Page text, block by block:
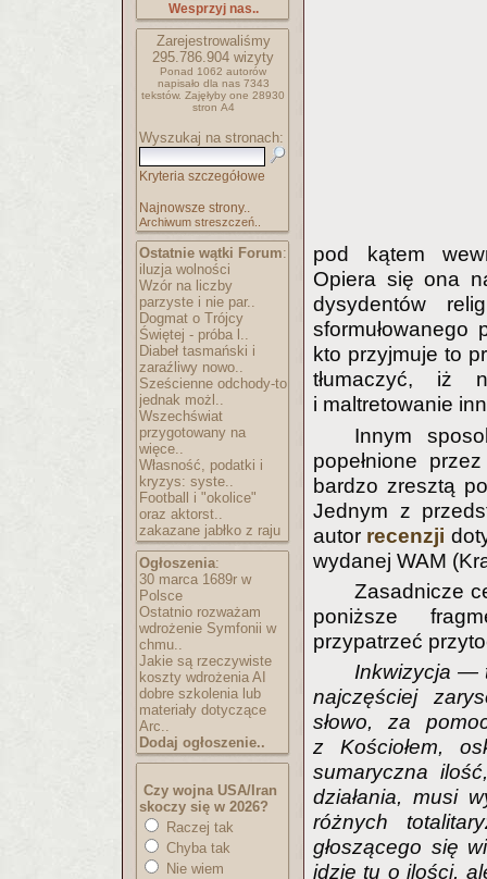
Wesprzyj nas..
Zarejestrowaliśmy
295.786.904 wizyty
Ponad 1062 autorów
napisało dla nas 7343
tekstów. Zajęłyby one 28930
stron A4
Wyszukaj na stronach:
Kryteria szczegółowe
Najnowsze strony..
Archiwum streszczeń..
Ostatnie wątki Forum:
iluzja wolności
Wzór na liczby
parzyste i nie par..
Dogmat o Trójcy
Świętej - próba l..
Diabeł tasmański i
zaraźliwy nowo..
Sześcienne odchody-to
jednak możl..
Wszechświat
przygotowany na
więce..
Własność, podatki i
kryzys: syste..
Football i "okolice"
oraz aktorst..
zakazane jabłko z raju
Ogłoszenia:
30 marca 1689r w
Polsce
Ostatnio rozważam
wdrożenie Symfonii w
chmu..
Jakie są rzeczywiste
koszty wdrożenia AI
dobre szkolenia lub
materiały dotyczące
Arc..
Dodaj ogłoszenie..
Czy wojna USA/Iran
skoczy się w 2026?
Raczej tak
Chyba tak
Nie wiem
pod kątem
Opiera się ona
dysydentów
kto przyjmuje to
tłumaczyć, iż
i maltretowanie
Innym
popełnione
bardzo zresztą
Jednym z
autor recenzji
wydanej WAM
Zasadnicze
poniższe
przypatrzeć
Inkwizycja —
najczęściej
słowo, za
z Kościołem,
sumaryczna
działania, musi
różnych
głoszącego się
idzie tu o ilości,